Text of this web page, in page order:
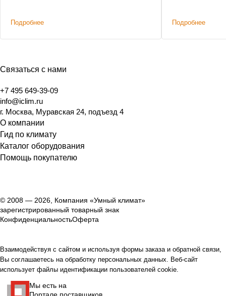
Подробнее Подробнее
Связаться с нами
+7 495 649-39-09
info@iclim.ru
г. Москва, Муравская 24, подъезд 4
О компании
Гид по климату
Каталог оборудования
Помощь покупателю
© 2008 — 2026, Компания «Умный климат»
зарегистрированный товарный знак
КонфиденциальностьОферта
Взаимодействуя с сайтом и используя формы заказа и обратной связи,
Вы соглашаетесь на обработку персональных данных. Веб-сайт
использует файлы идентификации пользователей cookie.
Мы есть на